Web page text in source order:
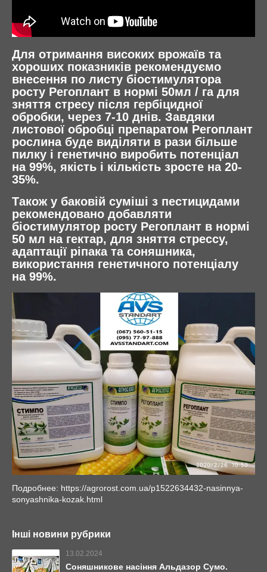
Для отримання високих врожаїв та
хороших показників рекомендуємо
внесення по листу біостимулятора
росту Регоплант в нормі 50мл / га для
зняття стресу після гербіцидної
обробки, через 7-10 днів. Завдяки
листової обробці препаратом Регоплант
рослина буде виділяти в рази більше
пилку і генетично виробить потенціал
на 99%, якість і кількість зросте на 20-
35%.
Також у баковій суміші з пестицидами
рекомендовано добавляти
біостимулятор росту Регоплант в нормі
50 мл на гектар, для зняття стрессу,
адаптації ріпака та соняшника,
використання генетичного потенціалу
на 99%.
Подробнее: https://agrorost.com.ua/p1522634432-nasinnya-
sonyashnika-kozak.html
Інші новини рубрики
13.02.2024
Соняшникове насіння Альдазор Сумо.